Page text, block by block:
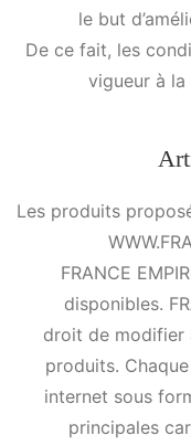
le but
De ce fait, les
vigueur à
Les produits
FRANCE
disponibles.
droit de modifier
produits.
internet sous
principales